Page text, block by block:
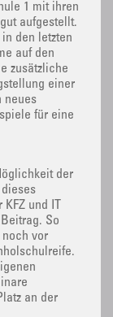
1 mit ihren
aufgestellt.
den letzten
auf den
zusätzliche
einer
neues
für eine
der
und IT
So
vor
an der